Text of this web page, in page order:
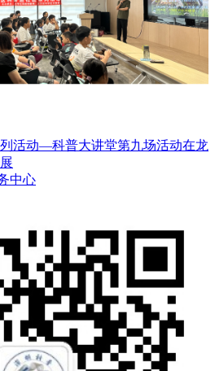
活动—科普大讲堂第九场活动在龙
中心